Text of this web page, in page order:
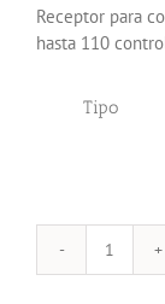
Receptor para
hasta 110
Tipo